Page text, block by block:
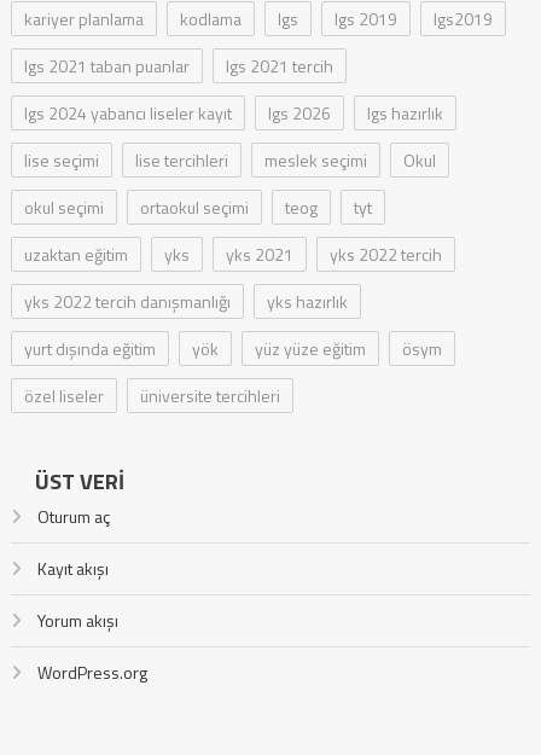
kariyer planlama
kodlama lgs lgs 2019
lgs2019
lgs 2021 taban puanlar
lgs 2021 tercih
lgs 2024 yabancı liseler kayıt
lgs 2026
lgs hazırlık
lise seçimi
lise tercihleri meslek seçimi
Okul
okul seçimi
ortaokul seçimi teog
tyt
uzaktan eğitim
yks yks 2021
yks 2022 tercih
yks 2022 tercih danışmanlığı
yks hazırlık
yurt dışında eğitim
yök yüz yüze eğitim
ösym
özel liseler
üniversite tercihleri
ÜST VERI
Oturum aç
Kayıt akışı
Yorum akışı
WordPress.org